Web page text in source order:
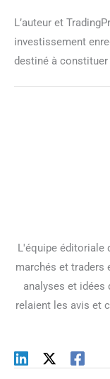
L’auteur et
investissement
destiné à constituer
L'équipe éditoriale
marchés et traders
analyses et idées
relaient les avis et